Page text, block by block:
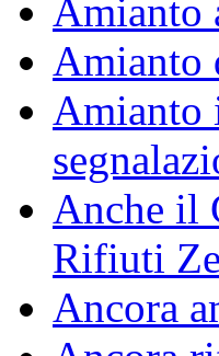
Amianto
Amianto
Amianto
Anche il
Rifiuti
Ancora